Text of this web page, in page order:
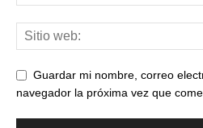
Guardar mi nombre, correo
navegador la próxima vez que